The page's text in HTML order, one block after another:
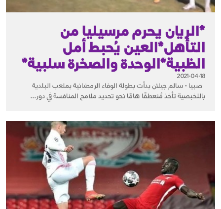
*الريان يحرم مرسيليا من
التأهل*العين يُحبط أمل
الظبية*الوحدة والصخرة سلبية*
2021-04-18
صبيا - سالم جيلان بدأت بطولة الوفاء الرمضانية بملعب البلدية
باللخبصية تأخذ مُنعطفًا هامًا نحو تحديد ملامح المنافسة في دور...